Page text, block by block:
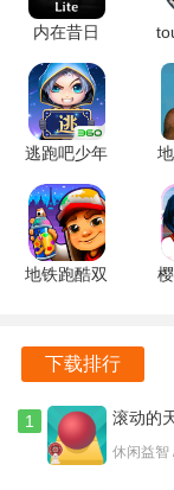
加了游戏的社交性
丰富的剧情内容
新鲜感，玩家可
游戏中设计的多
内在昔日
7.9.0.1 官
方版
逃跑吧少年
360版本
8.40.0 官方
正版
地铁跑酷双
版
下载排行
1
滚动的
5.1.3
休闲益智